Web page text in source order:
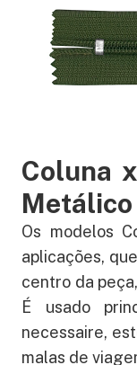
Coluna
Metálico
Os modelos
aplicações,
centro da
É usado
necessaire,
malas de